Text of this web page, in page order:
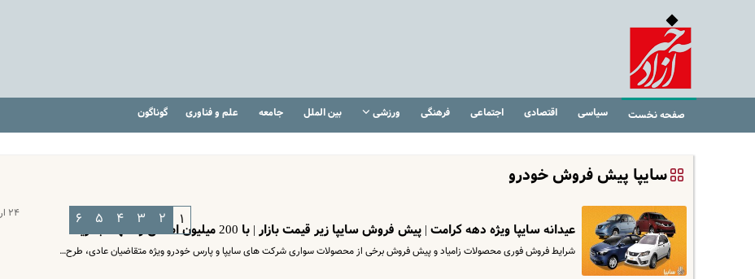
صفحه نخست سیاسی اقتصادی اجتماعی فرهنگی ورزشی بین الملل جامعه علم و فناوری گوناگون
سایپا پیش فروش خودرو
۲۴ اردیبهشت ۱۴۰۳
عیدانه سایپا ویژه دهه کرامت | پیش فروش سایپا زیر قیمت بازار | با 200 میلیون اطلس و سهند بخرید
شرایط فروش فوری محصولات زامیاد و پیش فروش برخی از محصولات سواری شرکت های سایپا و پارس خودرو ویژه متقاضیان عادی، طرح…
۱ ۲ ۳ ۴ ۵ ۶